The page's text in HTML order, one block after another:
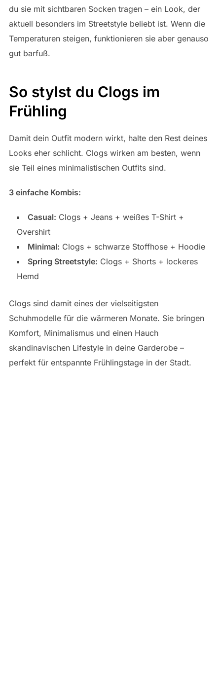
du sie mit sichtbaren Socken tragen – ein Look, der
aktuell besonders im Streetstyle beliebt ist. Wenn die
Temperaturen steigen, funktionieren sie aber genauso
gut barfuß.
So stylst du Clogs im
Frühling
Damit dein Outfit modern wirkt, halte den Rest deines
Looks eher schlicht. Clogs wirken am besten, wenn
sie Teil eines minimalistischen Outfits sind.
3 einfache Kombis:
Casual: Clogs + Jeans + weißes T-Shirt +
Overshirt
Minimal: Clogs + schwarze Stoffhose + Hoodie
Spring Streetstyle: Clogs + Shorts + lockeres
Hemd
Clogs sind damit eines der vielseitigsten
Schuhmodelle für die wärmeren Monate. Sie bringen
Komfort, Minimalismus und einen Hauch
skandinavischen Lifestyle in deine Garderobe –
perfekt für entspannte Frühlingstage in der Stadt.